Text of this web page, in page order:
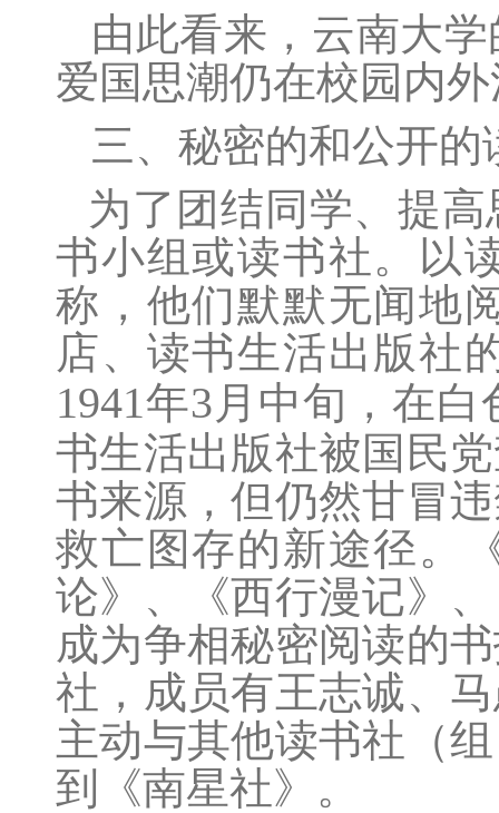
由此看来，云南大
爱国思潮仍在校园内
三、秘密的和公开
为了团结同学、提
书小组或读书社。以
称，他们默默无闻地
店、读书生活出版社
1941年3 月中旬，在
书生活出版社被国民
书来源，但仍然甘冒
救亡图存的新途径。
论》、《西行漫记》
成为争相秘密阅读的
社，成员有王志诚、
主动与其他读书社（
到《南星社》。